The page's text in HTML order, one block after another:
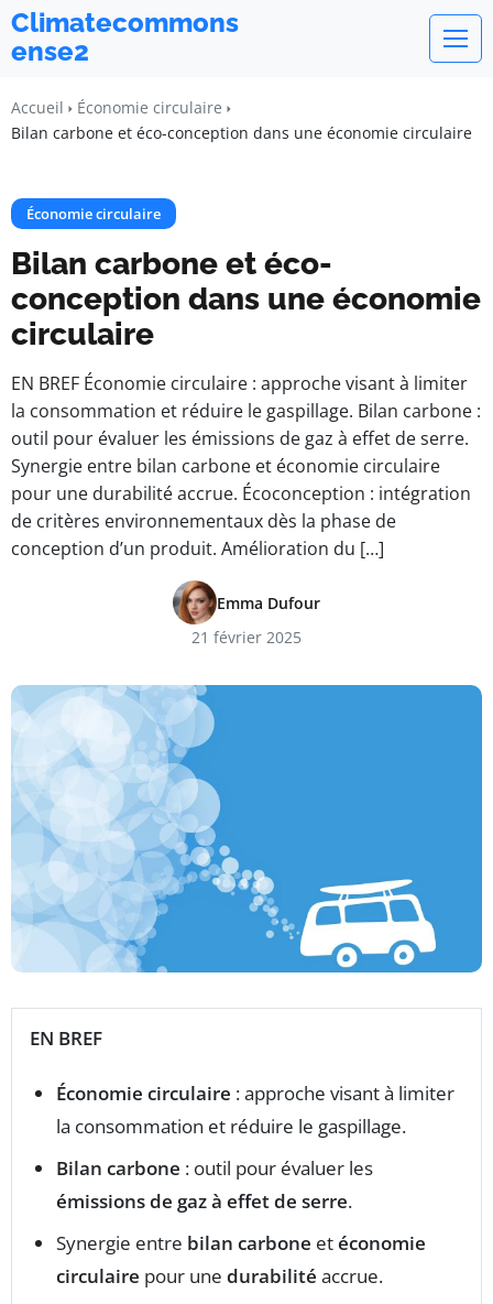
Climatecommons
ense2
Accueil
Économie circulaire
Bilan carbone et éco-conception dans une économie circulaire
Économie circulaire
Bilan carbone et éco-
conception dans une économie
circulaire
EN BREF Économie circulaire : approche visant à limiter
la consommation et réduire le gaspillage. Bilan carbone :
outil pour évaluer les émissions de gaz à effet de serre.
Synergie entre bilan carbone et économie circulaire
pour une durabilité accrue. Écoconception : intégration
de critères environnementaux dès la phase de
conception d’un produit. Amélioration du […]
Emma Dufour
21 février 2025
EN BREF
Économie circulaire : approche visant à limiter
la consommation et réduire le gaspillage.
Bilan carbone : outil pour évaluer les
émissions de gaz à effet de serre.
Synergie entre bilan carbone etéconomie
circulaire pour une durabilité accrue.